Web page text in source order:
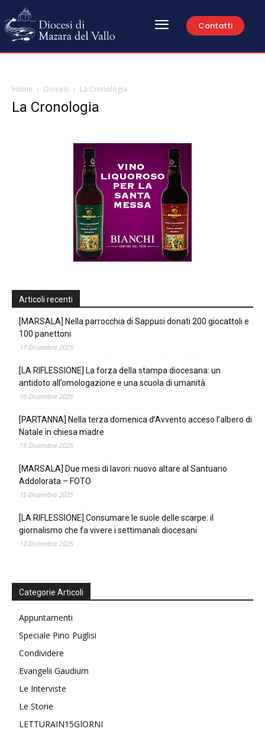
Contatti
Home Diocesi La Cronologia
La Cronologia
Articoli recenti
[MARSALA] Nella parrocchia di Sappusi donati 200 giocattoli e
100 panettoni
17 Dicembre 2025
[LA RIFLESSIONE] La forza della stampa diocesana: un
antidoto all’omologazione e una scuola di umanità
16 Dicembre 2025
[PARTANNA] Nella terza domenica d’Avvento acceso l’albero di
Natale in chiesa madre
15 Dicembre 2025
[MARSALA] Due mesi di lavori: nuovo altare al Santuario
Addolorata – FOTO
15 Dicembre 2025
[LA RIFLESSIONE] Consumare le suole delle scarpe: il
giornalismo che fa vivere i settimanali diocesani
13 Dicembre 2025
Categorie Articoli
Appuntamenti
Speciale Pino Puglisi
Condividere
Evangelii Gaudium
Le Interviste
Le Storie
LETTURAIN15GIORNI